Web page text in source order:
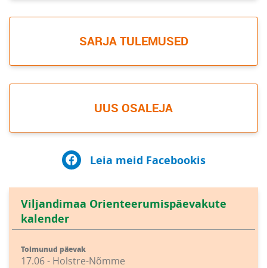
SARJA TULEMUSED
UUS OSALEJA
Leia meid Facebookis
Viljandimaa Orienteerumispäevakute
kalender
Toimunud päevak
17.06 - Holstre-Nõmme